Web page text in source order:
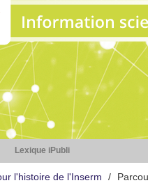
Lexique iPubli
l'histoire de l'Inserm